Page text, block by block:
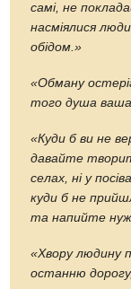
самі, не
насміялися
обідом.»
«Обману
того душа ваша
«Куди б ви не
давайте
селах, ні у
куди б не
та напийте
«Хвору людину
останню